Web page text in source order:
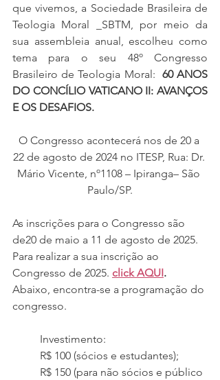
que vivemos, a Sociedade Brasileira de
Teologia Moral _SBTM, por meio da
sua assembleia anual, escolheu como
tema para o seu 48º Congresso
Brasileiro de Teologia Moral: 60 ANOS
DO CONCÍLIO VATICANO II: AVANÇOS
E OS DESAFIOS.
O Congresso acontecerá nos de 20 a
22 de agosto de 2024 no ITESP, Rua: Dr.
Mário Vicente, nº1108 – Ipiranga– São
Paulo/SP.
As inscrições para o Congresso são
de20 de maio a 11 de agosto de 2025.
Para realizar a sua inscrição ao
Congresso de 2025. click AQUI.
Abaixo, encontra-se a programação do
congresso.
Investimento:
R$ 100 (sócios e estudantes);
R$ 150 (para não sócios e público